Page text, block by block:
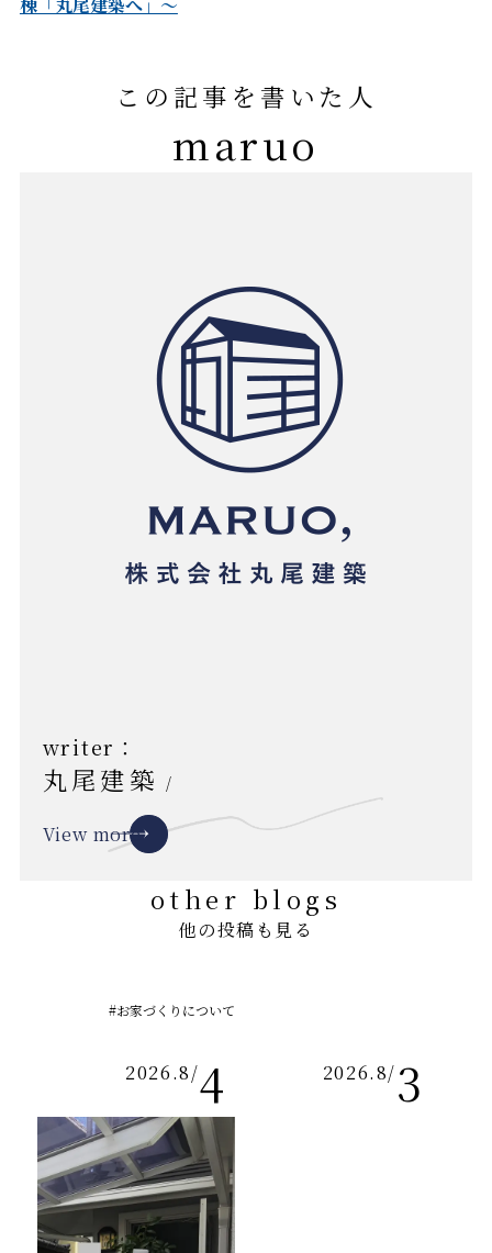
この記事を書いた人
maruo
writer：
丸尾建築 /
View more
other blogs
他の投稿も見る
2026.8/4
#お家づくりについて
2026.8/3